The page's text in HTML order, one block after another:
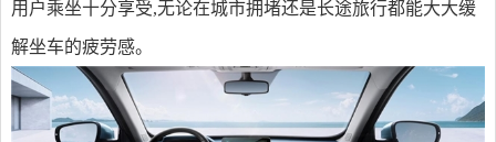
用户乘坐十分享受,无论在城市拥堵还是长途旅行都能大大缓
解坐车的疲劳感。